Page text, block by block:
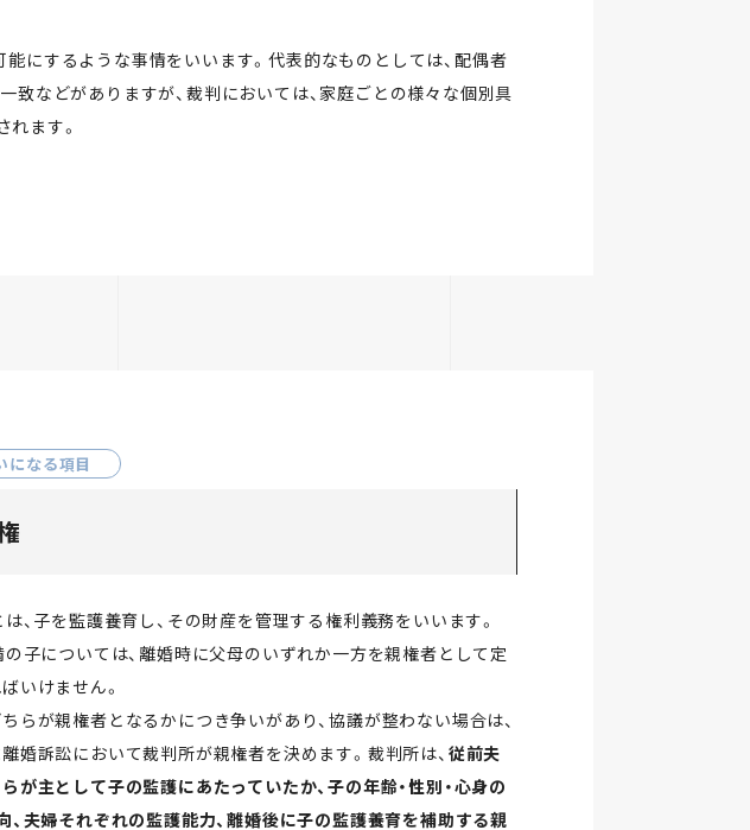
能にするような事情をいいます。代表的なものとしては、配偶者
致などがありますが、裁判においては、家庭ごとの様々な個別具
ます。
になる項目
は、子を監護養育し、その財産を管理する権利義務をいいます。
子については、離婚時に父母のいずれか一方を親権者として定
いけません。
らが親権者となるかにつき争いがあり、協議が整わない場合は、
婚訴訟において裁判所が親権者を決めます。裁判所は、 従前夫
が主として子の監護にあたっていたか、子の年齢・性別・心身の
、夫婦それぞれの監護能力、離婚後に子の監護養育を補助する親